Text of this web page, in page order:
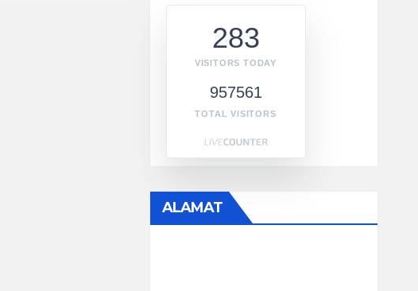
283
VISITORS TODAY
957561
TOTAL VISITORS
ALAMAT